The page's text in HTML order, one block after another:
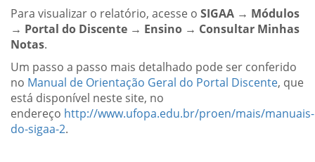
Para visualizar o relatório, acesse o SIGAA → Módulos
→ Portal do Discente → Ensino → Consultar Minhas
Notas.
Um passo a passo mais detalhado pode ser conferido
no Manual de Orientação Geral do Portal Discente, que
está disponível neste site, no
endereço http://www.ufopa.edu.br/proen/mais/manuais-
do-sigaa-2.